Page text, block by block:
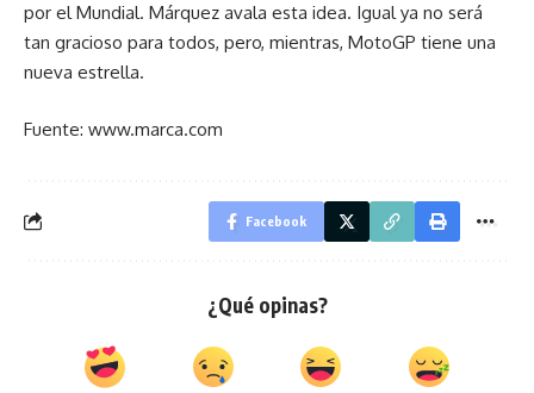
por el Mundial. Márquez avala esta idea. Igual ya no será
tan gracioso para todos, pero, mientras, MotoGP tiene una
nueva estrella.
Fuente: www.marca.com
Facebook
¿Qué opinas?